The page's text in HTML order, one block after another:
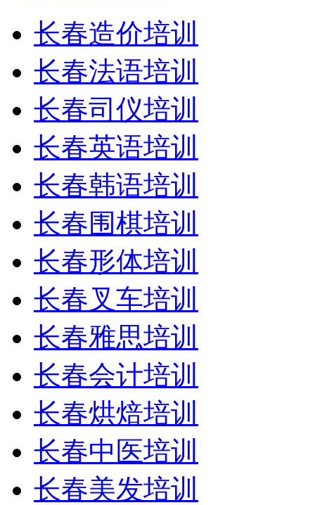
长春造价培训
长春法语培训
长春司仪培训
长春英语培训
长春韩语培训
长春围棋培训
长春形体培训
长春叉车培训
长春雅思培训
长春会计培训
长春烘焙培训
长春中医培训
长春美发培训